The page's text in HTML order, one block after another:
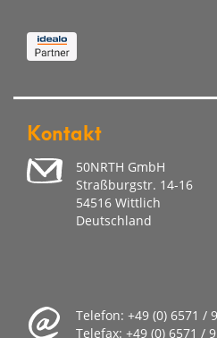
Kontakt
50NRTH GmbH
Straßburgstr. 14-16
54516 Wittlich
Deutschland
Telefon: +49 (0) 6571 /
Telefax: +49 (0) 6571 /